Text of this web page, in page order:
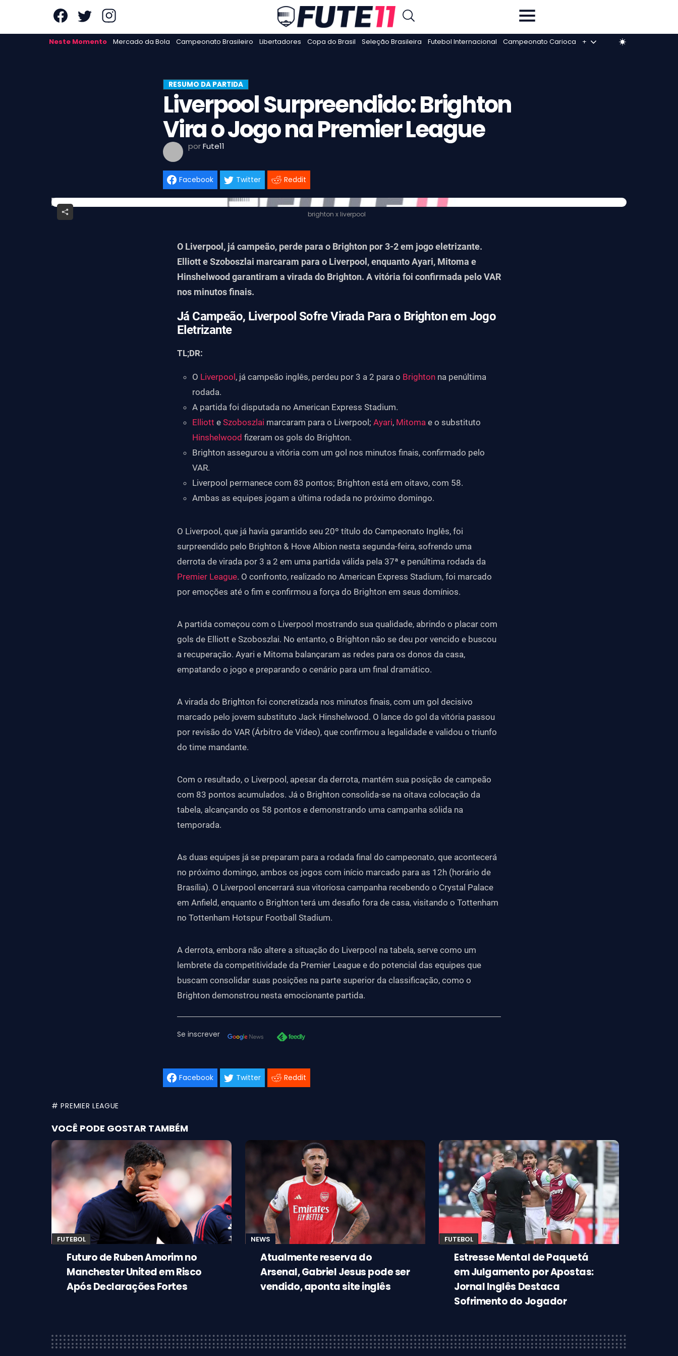
Neste Momento Mercado da Bola Campeonato Brasileiro Libertadores Copa do Brasil Seleção Brasileira Futebol Internacional Campeonato Carioca +
AS MAIS LIDAS
FUTE11.COM.BR
Libertadores
Copa do Brasil
RESUMO DA PARTIDA
Liverpool Surpreendido: Brighton
Vira o Jogo na Premier League
porFute11
Facebook Twitter Reddit
brighton x liverpool
O Liverpool, já campeão, perde para o Brighton por 3-2 em jogo eletrizante.
Elliott e Szoboszlai marcaram para o Liverpool, enquanto Ayari, Mitoma e
Hinshelwood garantiram a virada do Brighton. A vitória foi confirmada pelo VAR
nos minutos finais.
Já Campeão, Liverpool Sofre Virada Para o Brighton em Jogo
Eletrizante
TL;DR:
O Liverpool , já campeão inglês, perdeu por 3 a 2 para o Brighton na penúltima
rodada.
A partida foi disputada no American Express Stadium.
Elliott e Szoboszlai marcaram para o Liverpool; Ayari, Mitoma e o substituto
Hinshelwood fizeram os gols do Brighton.
Brighton assegurou a vitória com um gol nos minutos finais, confirmado pelo
VAR.
Liverpool permanece com 83 pontos; Brighton está em oitavo, com 58.
Ambas as equipes jogam a última rodada no próximo domingo.
O Liverpool, que já havia garantido seu 20º título do Campeonato Inglês, foi
surpreendido pelo Brighton & Hove Albion nesta segunda-feira, sofrendo uma
derrota de virada por 3 a 2 em uma partida válida pela 37ª e penúltima rodada da
Premier League. O confronto, realizado no American Express Stadium, foi marcado
por emoções até o fim e confirmou a força do Brighton em seus domínios.
A partida começou com o Liverpool mostrando sua qualidade, abrindo o placar com
gols de Elliott e Szoboszlai. No entanto, o Brighton não se deu por vencido e buscou
a recuperação. Ayari e Mitoma balançaram as redes para os donos da casa,
empatando o jogo e preparando o cenário para um final dramático.
A virada do Brighton foi concretizada nos minutos finais, com um gol decisivo
marcado pelo jovem substituto Jack Hinshelwood. O lance do gol da vitória passou
por revisão do VAR (Árbitro de Vídeo), que confirmou a legalidade e validou o triunfo
do time mandante.
Com o resultado, o Liverpool, apesar da derrota, mantém sua posição de campeão
com 83 pontos acumulados. Já o Brighton consolida-se na oitava colocação da
tabela, alcançando os 58 pontos e demonstrando uma campanha sólida na
temporada.
As duas equipes já se preparam para a rodada final do campeonato, que acontecerá
no próximo domingo, ambos os jogos com início marcado para as 12h (horário de
Brasília). O Liverpool encerrará sua vitoriosa campanha recebendo o Crystal Palace
em Anfield, enquanto o Brighton terá um desafio fora de casa, visitando o Tottenham
no Tottenham Hotspur Football Stadium.
A derrota, embora não altere a situação do Liverpool na tabela, serve como um
lembrete da competitividade da Premier League e do potencial das equipes que
buscam consolidar suas posições na parte superior da classificação, como o
Brighton demonstrou nesta emocionante partida.
Se inscrever
Facebook Twitter Reddit
# PREMIER LEAGUE
VOCÊ PODE GOSTAR TAMBÉM
FUTEBOL
Futuro de Ruben Amorim no
Manchester United em Risco
Após Declarações Fortes
NEWS
Atualmente reserva do
Arsenal, Gabriel Jesus pode ser
vendido, aponta site inglês
FUTEBOL
Estresse Mental de Paquetá
em Julgamento por Apostas:
Jornal Inglês Destaca
Sofrimento do Jogador